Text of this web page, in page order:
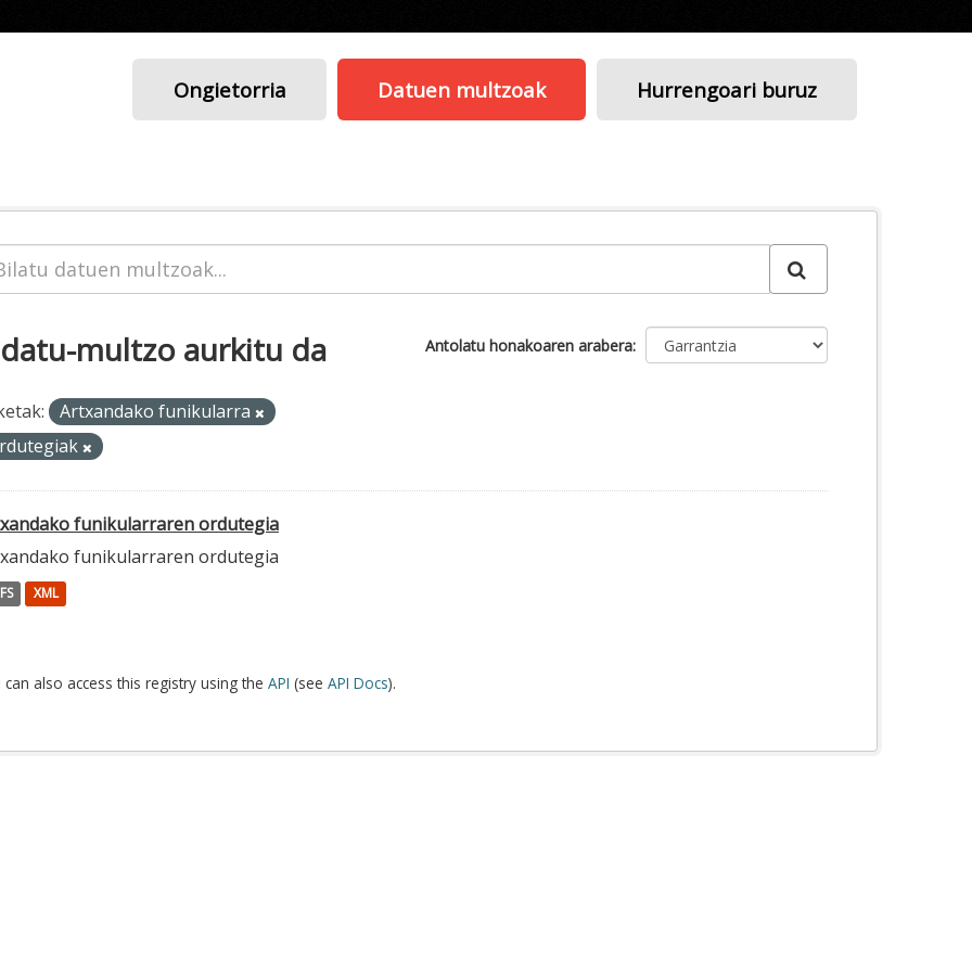
Ongietorria Datuen multzoak Hurrengoari buruz
Antolatu honakoaren arabera
multzo aurkitu da
Artxandako funikularra
funikularraren ordutegia
funikularraren ordutegia
XML
can also access this registry using the API (see API Docs).